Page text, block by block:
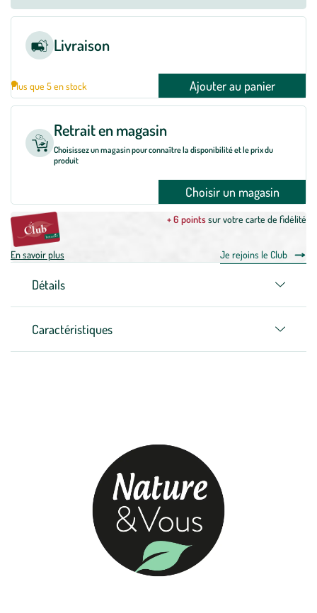
Livraison
Plus que 5 en stock Ajouter au panier
Retrait en magasin
Choisissez un magasin pour connaître la disponibilité et le prix du
produit
Choisir un magasin
+ 6 pointssur votre carte de fidélité
En savoir plus Je rejoins le Club
Détails
Caractéristiques